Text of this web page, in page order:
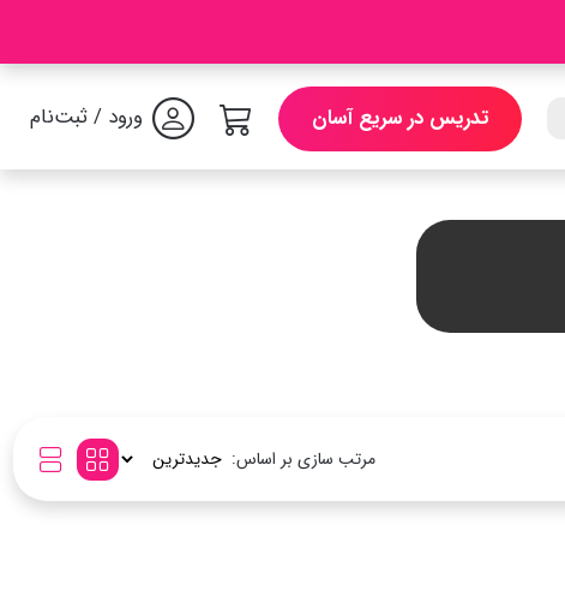
تدریس در سریع آسان ورود / ثبت‌نام
مرتب سازی بر اساس: